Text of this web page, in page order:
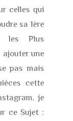
celles qui
sa 1ère
les Plus
ajouter une
pas mais
cette
je
ce Sujet :